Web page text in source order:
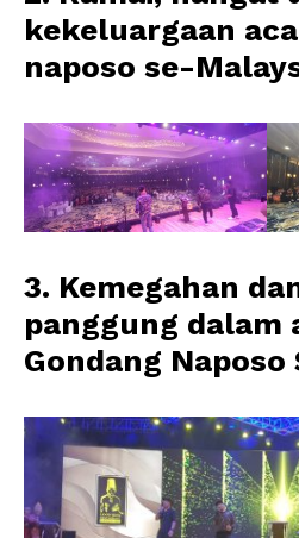
kekeluargaan
naposo se-
3. Kemegahan
panggung dalam
Gondang Naposo